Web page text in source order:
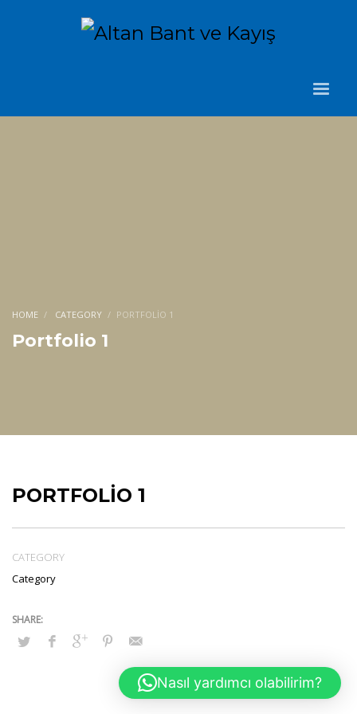
HOME CATEGORY PORTFOLIO 1
Portfolio 1
PORTFOLIO 1
CATEGORY
Category
Nasıl yardımcı olabilirim?